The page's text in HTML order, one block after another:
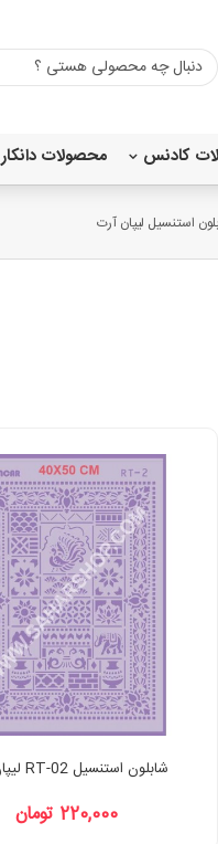
کادنس محصولات دانکار
استنسیل لیپان آرت
شابلون استنسیل RT-02 لیپان آرت
220,000 تومان